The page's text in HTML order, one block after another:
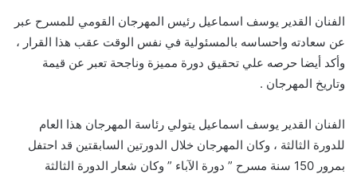
الفنان القدير يوسف اسماعيل رئيس المهرجان القومي للمسرح عبر
عن سعادته واحساسه بالمسئولية في نفس الوقت عقب هذا القرار ،
وأكد أيضا حرصه علي تحقيق دورة مميزة وناجحة تعبر عن قيمة
وتاريخ المهرجان .
الفنان القدير يوسف اسماعيل يتولي رئاسة المهرجان هذا العام
للدورة الثالثة ، وكان المهرجان خلال الدورتين السابقتين قد احتفل
بمرور 150 سنة مسرح ” دورة الآباء ” وكان شعار الدورة الثالثة